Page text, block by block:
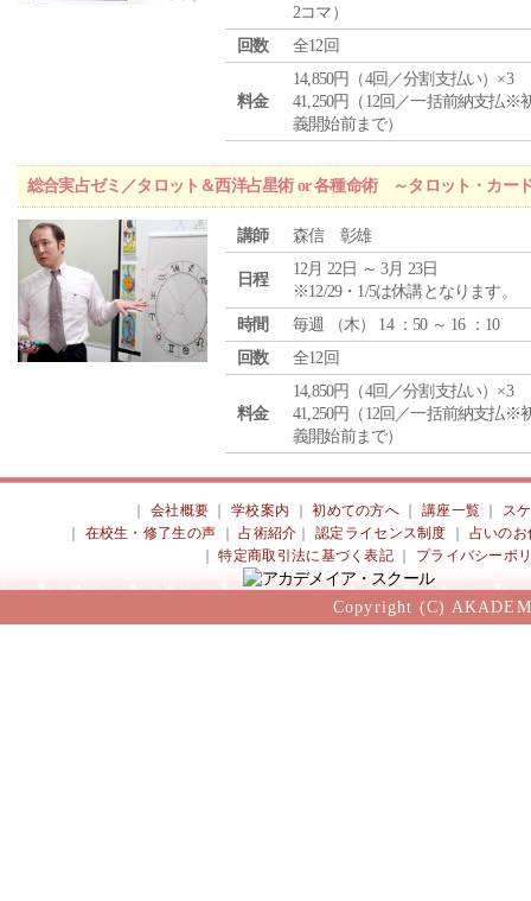
2コマ）
回数
全12回
料金
14,850円（4回／分割支払い）×3
41,250円（12回／一括前納支払※
義開始前まで）
総合実占ゼミ／タロット＆西洋占星術 or 各種命術 ～タロット・カー
講師 森信 彰雄
日程
12月 22日 ～ 3月 23日
※12/29・1/5は休講となります。
時間
毎週 （木） 14 ：50 ～ 16 ：10
回数
全12回
料金
14,850円（4回／分割支払い）×3
41,250円（12回／一括前納支払※
義開始前まで）
会社概要 ｜学校案内 ｜初めての方へ 講座一覧
ス
在校生・修了生の声 ｜占術紹介 ｜認定ライセンス制度
占いのお
｜特定商取引法に基づく表記 プライバシーポ
Copyright (C)